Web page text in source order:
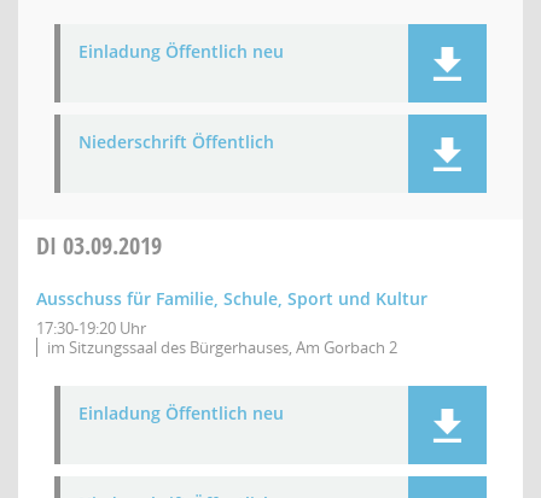
Einladung Öffentlich neu
Niederschrift Öffentlich
DI 03.09.2019
Ausschuss für Familie, Schule, Sport und Kultur
17:30-19:20 Uhr
im Sitzungssaal des Bürgerhauses, Am Gorbach 2
Einladung Öffentlich neu